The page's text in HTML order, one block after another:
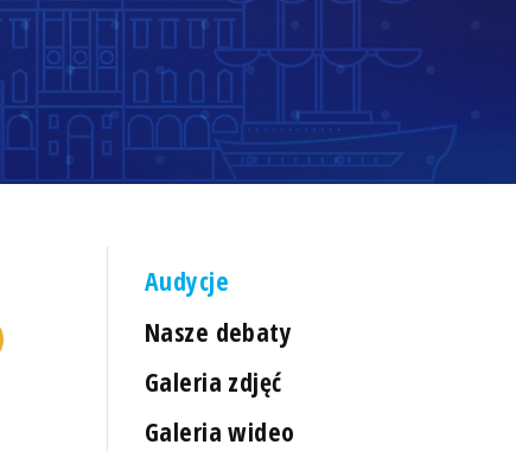
Audycje
Nasze debaty
Galeria zdjęć
Galeria wideo